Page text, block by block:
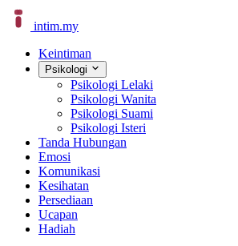
intim.my
Keintiman
Psikologi
Psikologi Lelaki
Psikologi Wanita
Psikologi Suami
Psikologi Isteri
Tanda Hubungan
Emosi
Komunikasi
Kesihatan
Persediaan
Ucapan
Hadiah